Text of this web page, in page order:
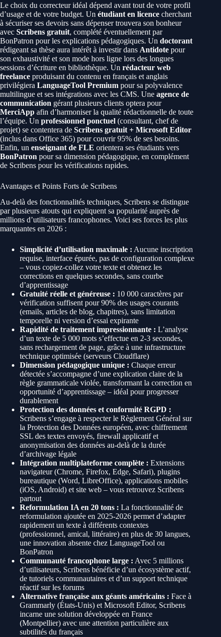
Le choix du correcteur idéal dépend avant tout de votre profil
d’usage et de votre budget. Un étudiant en licence cherchant
à sécuriser ses devoirs sans dépenser trouvera son bonheur
avec Scribens gratuit, complété éventuellement par
BonPatron pour les explications pédagogiques. Un doctorant
rédigeant sa thèse aura intérêt à investir dans Antidote pour
son exhaustivité et son mode hors ligne lors des longues
sessions d’écriture en bibliothèque. Un rédacteur web
freelance produisant du contenu en français et anglais
privilégiera LanguageTool Premium pour sa polyvalence
multilingue et ses intégrations avec les CMS. Une agence de
communication gérant plusieurs clients optera pour
MerciApp afin d’harmoniser la qualité rédactionnelle de toute
l’équipe. Un professionnel ponctuel (consultant, chef de
projet) se contentera de Scribens gratuit + Microsoft Editor
(inclus dans Office 365) pour couvrir 95% de ses besoins.
Enfin, un enseignant de FLE orientera ses étudiants vers
BonPatron pour sa dimension pédagogique, en complément
de Scribens pour les vérifications rapides.
Avantages et Points Forts de Scribens
Au-delà des fonctionnalités techniques, Scribens se distingue
par plusieurs atouts qui expliquent sa popularité auprès de
millions d’utilisateurs francophones. Voici ses forces les plus
marquantes en 2026 :
Simplicité d’utilisation maximale : Aucune inscription
requise, interface épurée, pas de configuration complexe
– vous copiez-collez votre texte et obtenez les
corrections en quelques secondes, sans courbe
d’apprentissage
Gratuité réelle et généreuse : 10 000 caractères par
vérification suffisent pour 90% des usages courants
(emails, articles de blog, chapitres), sans limitation
temporelle ni version d’essai expirante
Rapidité de traitement impressionnante : L’analyse
d’un texte de 5 000 mots s’effectue en 2-3 secondes,
sans rechargement de page, grâce à une infrastructure
technique optimisée (serveurs Cloudflare)
Dimension pédagogique unique : Chaque erreur
détectée s’accompagne d’une explication claire de la
règle grammaticale violée, transformant la correction en
opportunité d’apprentissage – idéal pour progresser
durablement
Protection des données et conformité RGPD :
Scribens s’engage à respecter le Règlement Général sur
la Protection des Données européen, avec chiffrement
SSL des textes envoyés, firewall applicatif et
anonymisation des données au-delà de la durée
d’archivage légale
Intégration multiplateforme complète : Extensions
navigateur (Chrome, Firefox, Edge, Safari), plugins
bureautique (Word, LibreOffice), applications mobiles
(iOS, Android) et site web – vous retrouvez Scribens
partout
Reformulation IA en 20 tons : La fonctionnalité de
reformulation ajoutée en 2025-2026 permet d’adapter
rapidement un texte à différents contextes
(professionnel, amical, littéraire) en plus de 30 langues,
une innovation absente chez LanguageTool ou
BonPatron
Communauté francophone large : Avec 5 millions
d’utilisateurs, Scribens bénéficie d’un écosystème actif,
de tutoriels communautaires et d’un support technique
réactif sur les forums
Alternative française aux géants américains : Face à
Grammarly (États-Unis) et Microsoft Editor, Scribens
incarne une solution développée en France
(Montpellier) avec une attention particulière aux
subtilités du français